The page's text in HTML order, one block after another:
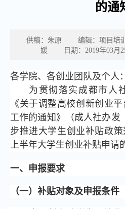
的通
供稿：朱原 编辑：项目培
媛 日期：2019年03月
各学院、各创业团队及个人：
为贯彻落实成都市人
《关于调整高校创新创业
工作的通知》（成人社办发
步推进大学生创业补贴政
上半年大学生创业补贴申请
一、申报要求
（一）补贴对象及申报条件